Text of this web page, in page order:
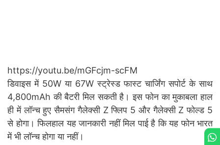
https://youtu.be/mGFcjm-scFM
डिवाइस में 50W या 67W स्ट्रेस्ड फास्ट चार्जिंग सपोर्ट के साथ
4,800mAh की बैटरी मिल सकती है। इस फोन का मुकाबला हाल
ही में लॉन्च हुए सैमसंग गैलेक्सी Z फ्लिप 5 और गैलेक्सी Z फोल्ड 5
से होगा। फिलहाल यह जानकारी नहीं मिल पाई है कि यह फोन भारत
में भी लॉन्च होगा या नहीं।